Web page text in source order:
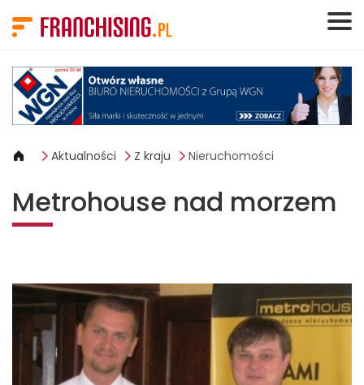
Aktualności Z kraju Nieruchomości
Metrohouse nad morzem